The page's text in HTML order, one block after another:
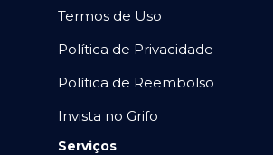
Termos de Uso
Política de Privacidade
Política de Reembolso
Invista no Grifo
Serviços